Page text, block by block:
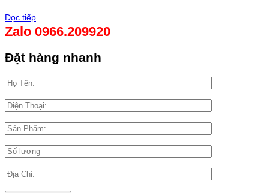
Đọc tiếp
Zalo 0966.209920
Đặt hàng nhanh